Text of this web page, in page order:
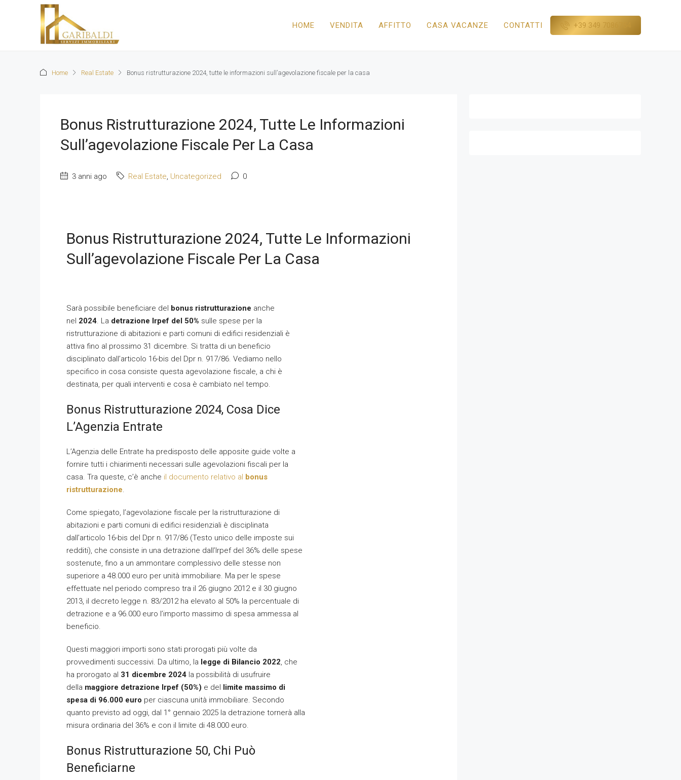
HOME VENDITA AFFITTO CASA VACANZE CONTATTI +39 349 7086754
Home Real Estate Bonus ristrutturazione 2024, tutte le informazioni sull’agevolazione fiscale per la casa
Bonus Ristrutturazione 2024, Tutte Le Informazioni
Sull’agevolazione Fiscale Per La Casa
3 anni ago Real Estate, Uncategorized 0
Bonus Ristrutturazione 2024, Tutte Le Informazioni
Sull’agevolazione Fiscale Per La Casa
Sarà possibile beneficiare del bonus ristrutturazione anche
nel 2024. La detrazione Irpef del 50% sulle spese per la
ristrutturazione di abitazioni e parti comuni di edifici residenziali è
attiva fino al prossimo 31 dicembre. Si tratta di un beneficio
disciplinato dall’articolo 16-bis del Dpr n. 917/86. Vediamo nello
specifico in cosa consiste questa agevolazione fiscale, a chi è
destinata, per quali interventi e cosa è cambiato nel tempo.
Bonus Ristrutturazione 2024, Cosa Dice
L’Agenzia Entrate
L’Agenzia delle Entrate ha predisposto delle apposite guide volte a
fornire tutti i chiarimenti necessari sulle agevolazioni fiscali per la
casa. Tra queste, c’è anche il documento relativo al bonus
ristrutturazione.
Come spiegato, l’agevolazione fiscale per la ristrutturazione di
abitazioni e parti comuni di edifici residenziali è disciplinata
dall’articolo 16-bis del Dpr n. 917/86 (Testo unico delle imposte sui
redditi), che consiste in una detrazione dall’Irpef del 36% delle spese
sostenute, fino a un ammontare complessivo delle stesse non
superiore a 48.000 euro per unità immobiliare. Ma per le spese
effettuate nel periodo compreso tra il 26 giugno 2012 e il 30 giugno
2013, il decreto legge n. 83/2012 ha elevato al 50% la percentuale di
detrazione e a 96.000 euro l’importo massimo di spesa ammessa al
beneficio.
Questi maggiori importi sono stati prorogati più volte da
provvedimenti successivi. Da ultimo, la legge di Bilancio 2022, che
ha prorogato al 31 dicembre 2024 la possibilità di usufruire
della maggiore detrazione Irpef (50%) e del limite massimo di
spesa di 96.000 euro per ciascuna unità immobiliare. Secondo
quanto previsto ad oggi, dal 1° gennaio 2025 la detrazione tornerà alla
misura ordinaria del 36% e con il limite di 48.000 euro.
Bonus Ristrutturazione 50, Chi Può
Beneficiarne